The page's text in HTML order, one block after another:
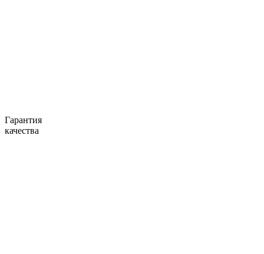
Гарантия
качества